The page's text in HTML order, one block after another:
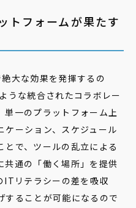
トフォームが果たす
大な効果を発揮するの
うな統合されたコラボレー
単一のプラットフォーム上
ケーション、スケジュール
で、ツールの乱立による
共通の「働く場所」を提供
ITリテラシーの差を吸収
することが可能になるので